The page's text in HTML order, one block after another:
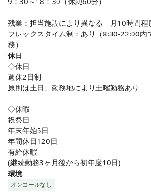
残業：担当施設により異なる　月10時間程
フレックスタイム制：あり（8:30-22:00内
務）
休日
◇休日
週休2日制
原則は土日、勤務地により土曜勤務あり
◇休暇
祝祭日
年末年始5日
年間休日120日
有給休暇
(継続勤務3ヶ月後から初年度10日)
環境
オンコールなし